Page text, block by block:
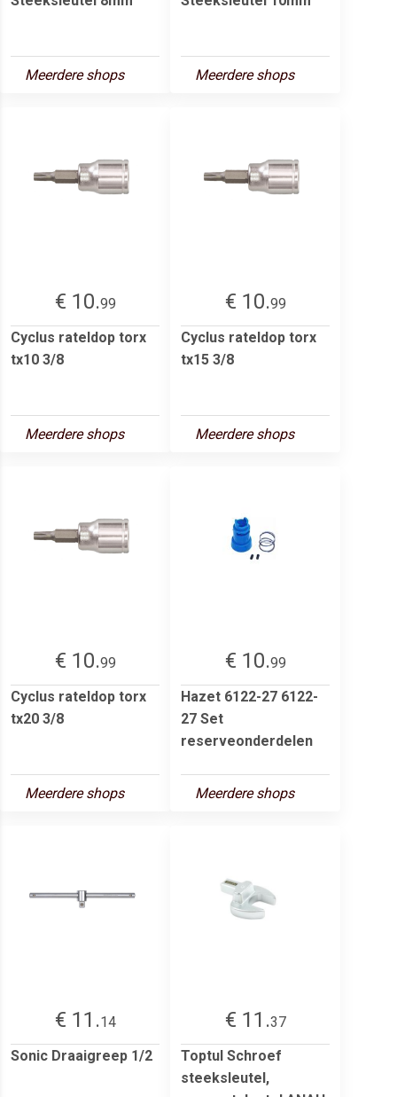
Meerdere shops Meerdere shops
€ 10.99
Cyclus rateldop torx
tx10 3/8
Meerdere shops
€ 10.99
Cyclus rateldop torx
tx15 3/8
Meerdere shops
€ 10.99
Cyclus rateldop torx
tx20 3/8
Meerdere shops
€ 10.99
Hazet 6122-27 6122-
27 Set
reserveonderdelen
Meerdere shops
€ 11.14
Sonic Draaigreep 1/2
€ 11.37
Toptul Schroef
steeksleutel,